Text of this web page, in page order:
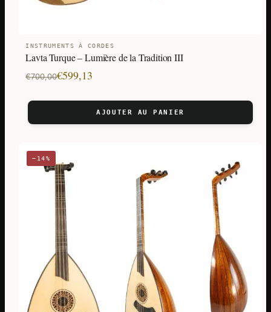
INSTRUMENTS À CORDES
Lavta Turque – Lumière de la Tradition III
€700,00
Le
initial
était :
€599,13
Le
actuel
est :
AJOUTER AU PANIER
−14%